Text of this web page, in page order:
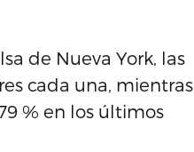
de Nueva York, las
cada una, mientras
% en los últimos